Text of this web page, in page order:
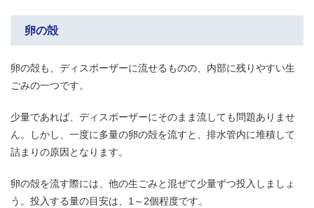
卵の殻
卵の殻も、ディスポーザーに流せるものの、内部に残りやすい生
ごみの一つです。
少量であれば、ディスポーザーにそのまま流しても問題ありませ
ん。しかし、一度に多量の卵の殻を流すと、排水管内に堆積して
詰まりの原因となります。
卵の殻を流す際には、他の生ごみと混ぜて少量ずつ投入しましょ
う。投入する量の目安は、1～2個程度です。